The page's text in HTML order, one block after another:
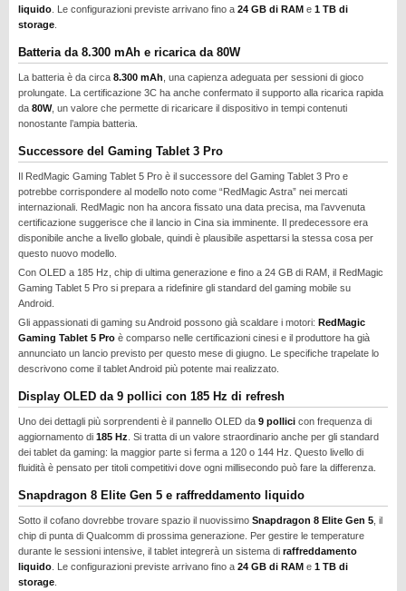
liquido . Le configurazioni previste arrivano fino a 24 GB di RAM e 1 TB di
storage
Batteria da 8.300 mAh e ricarica da 80W
La batteria è da circa 8.300 mAh , una capienza adeguata per sessioni di gioco
prolungate. La certificazione 3C ha anche confermato il supporto alla ricarica rapida
da 80W, un valore che permette di ricaricare il dispositivo in tempi contenuti
nonostante l’ampia batteria.
Successore del Gaming Tablet 3 Pro
Il RedMagic Gaming Tablet 5 Pro è il successore del Gaming Tablet 3 Pro e
potrebbe corrispondere al modello noto come “RedMagic Astra” nei mercati
internazionali. RedMagic non ha ancora fissato una data precisa, ma l’avvenuta
certificazione suggerisce che il lancio in Cina sia imminente. Il predecessore era
disponibile anche a livello globale, quindi è plausibile aspettarsi la stessa cosa per
questo nuovo modello.
Con OLED a 185 Hz, chip di ultima generazione e fino a 24 GB di RAM, il RedMagic
Gaming Tablet 5 Pro si prepara a ridefinire gli standard del gaming mobile su
Android.
Gli appassionati di gaming su Android possono già scaldare i motori: RedMagic
Gaming Tablet 5 Pro è comparso nelle certificazioni cinesi e il produttore ha già
annunciato un lancio previsto per questo mese di giugno. Le specifiche trapelate lo
descrivono come il tablet Android più potente mai realizzato.
Display OLED da 9 pollici con 185 Hz di refresh
Uno dei dettagli più sorprendenti è il pannello OLED da 9 pollici con frequenza di
aggiornamento di 185 Hz . Si tratta di un valore straordinario anche per gli standard
dei tablet da gaming: la maggior parte si ferma a 120 o 144 Hz. Questo livello di
fluidità è pensato per titoli competitivi dove ogni millisecondo può fare la differenza.
Snapdragon 8 Elite Gen 5 e raffreddamento liquido
Sotto il cofano dovrebbe trovare spazio il nuovissimo Snapdragon 8 Elite Gen 5 , il
chip di punta di Qualcomm di prossima generazione. Per gestire le temperature
durante le sessioni intensive, il tablet integrerà un sistema di raffreddamento
liquido . Le configurazioni previste arrivano fino a 24 GB di RAM e 1 TB di
storage